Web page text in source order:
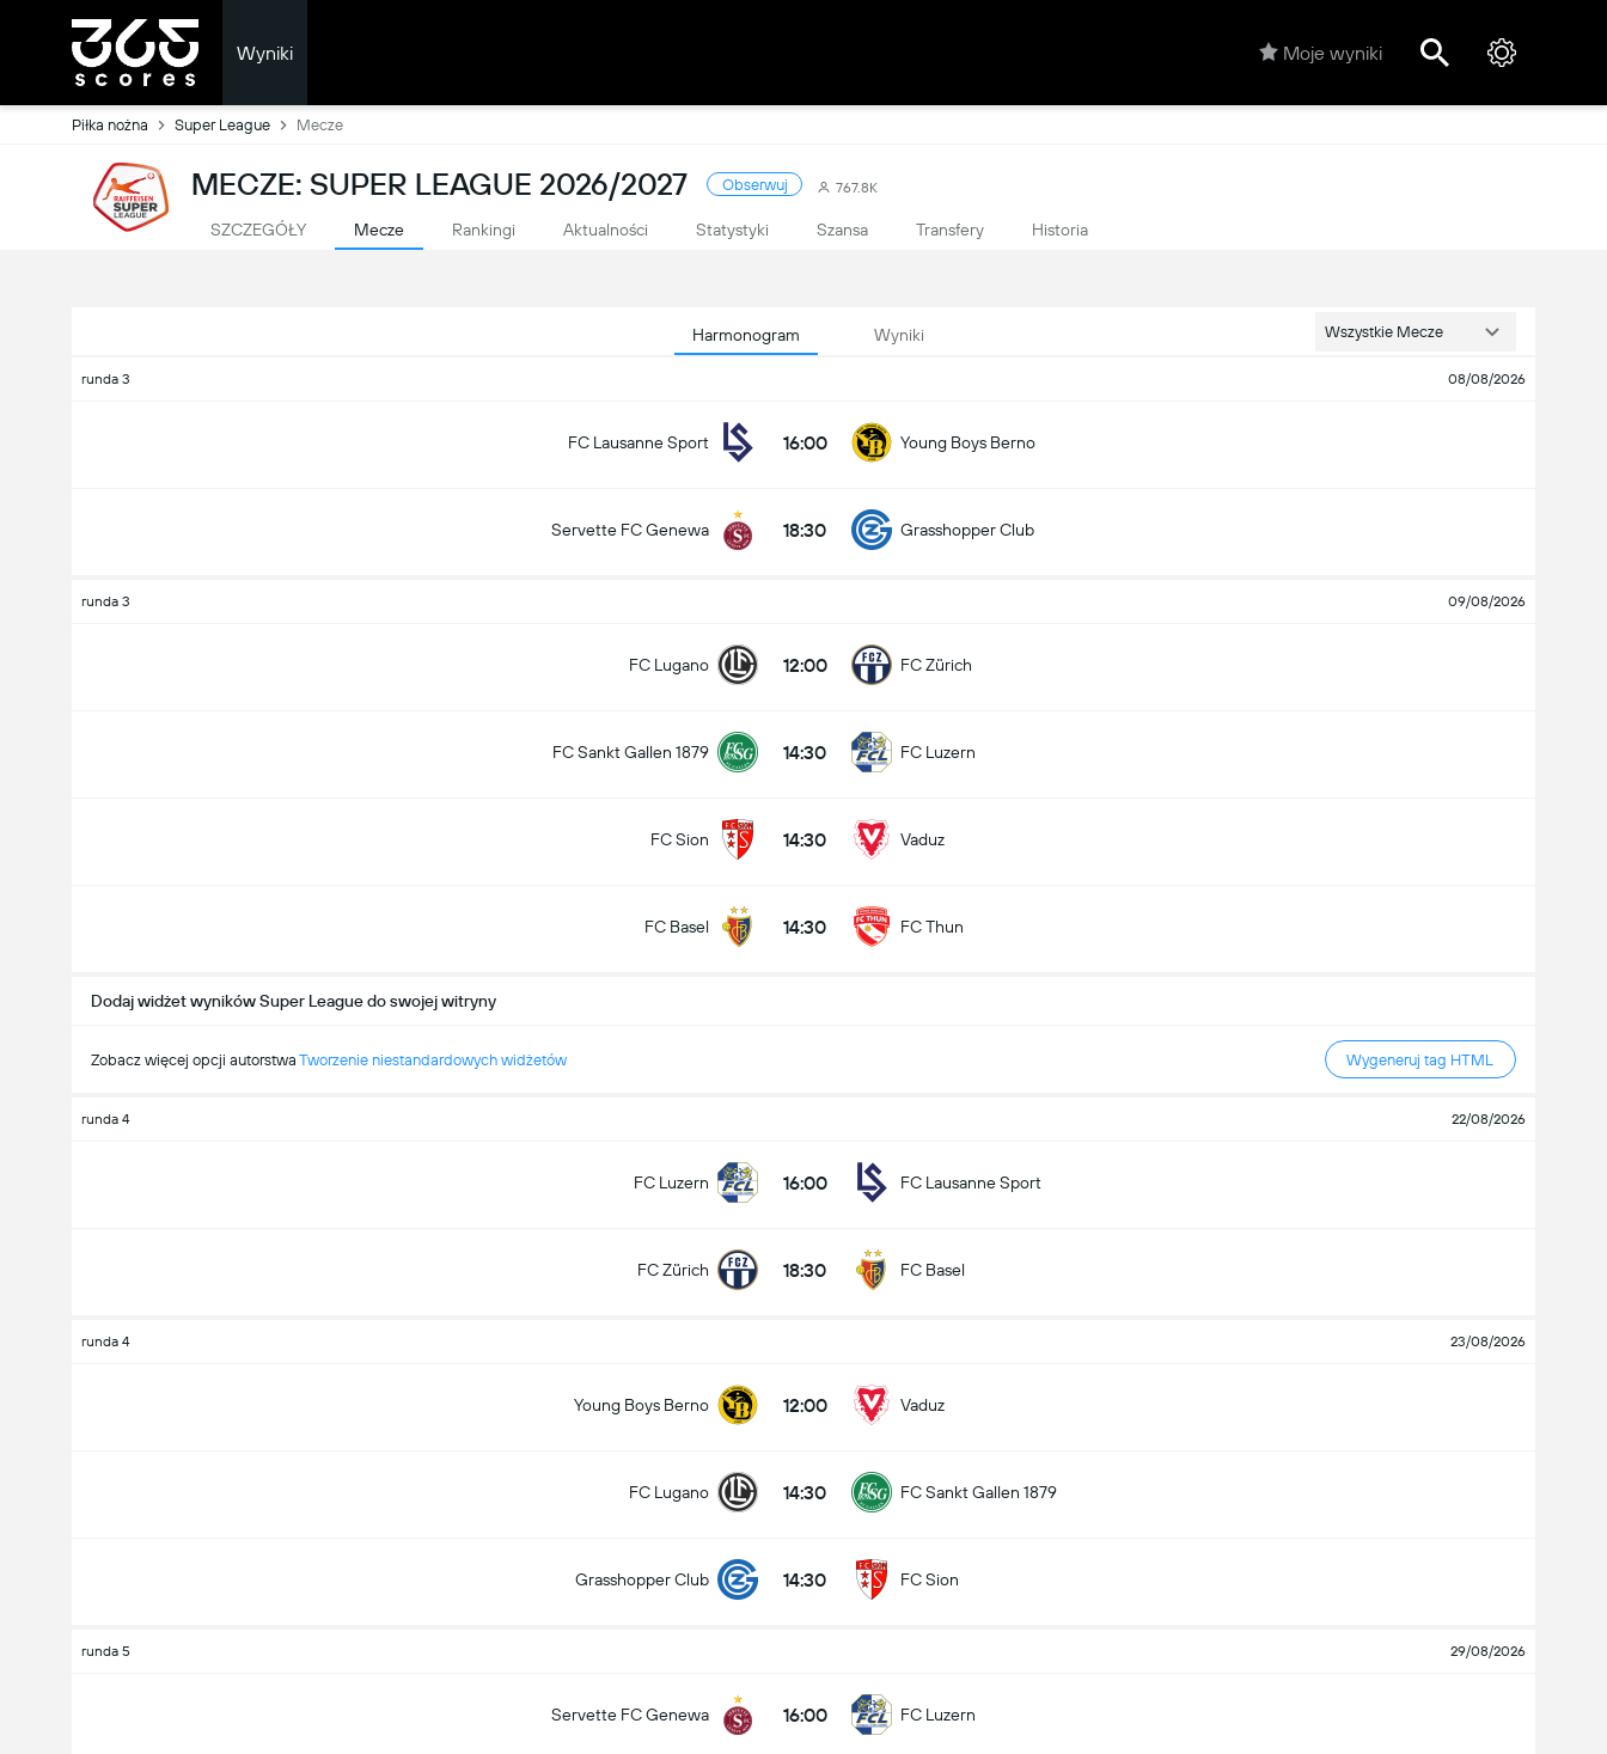
Wyniki Moje wyniki
Piłka nożna Super League Mecze
MECZE: SUPER LEAGUE 2026/2027 Obserwuj 767.8K
SZCZEGÓŁY Mecze Rankingi Aktualności Statystyki Szansa Transfery Historia
Harmonogram Wyniki Wszystkie Mecze
runda 3 08/08/2026
FC Lausanne Sport 16:00 Young Boys Berno
Servette FC Genewa 18:30 Grasshopper Club
runda 3 09/08/2026
FC Lugano 12:00 FC Zürich
FC Sankt Gallen 1879 14:30 FC Luzern
FC Sion 14:30 Vaduz
FC Basel 14:30 FC Thun
Dodaj widżet wyników Super League do swojej witryny
Zobacz więcej opcji autorstwa Tworzenie niestandardowych widżetów Wygeneruj tag HTML
runda 4 22/08/2026
FC Luzern 16:00 FC Lausanne Sport
FC Zürich 18:30 FC Basel
runda 4 23/08/2026
Young Boys Berno 12:00 Vaduz
FC Lugano 14:30 FC Sankt Gallen 1879
Grasshopper Club 14:30 FC Sion
runda 5 29/08/2026
Servette FC Genewa 16:00 FC Luzern